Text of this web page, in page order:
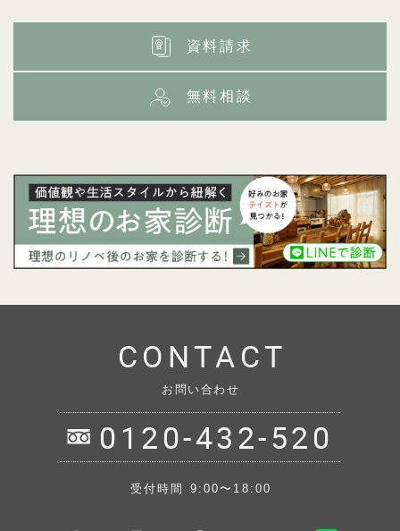
資料請求
無料相談
CONTACT
お問い合わせ
0120-432-520
受付時間 9:00〜18:00